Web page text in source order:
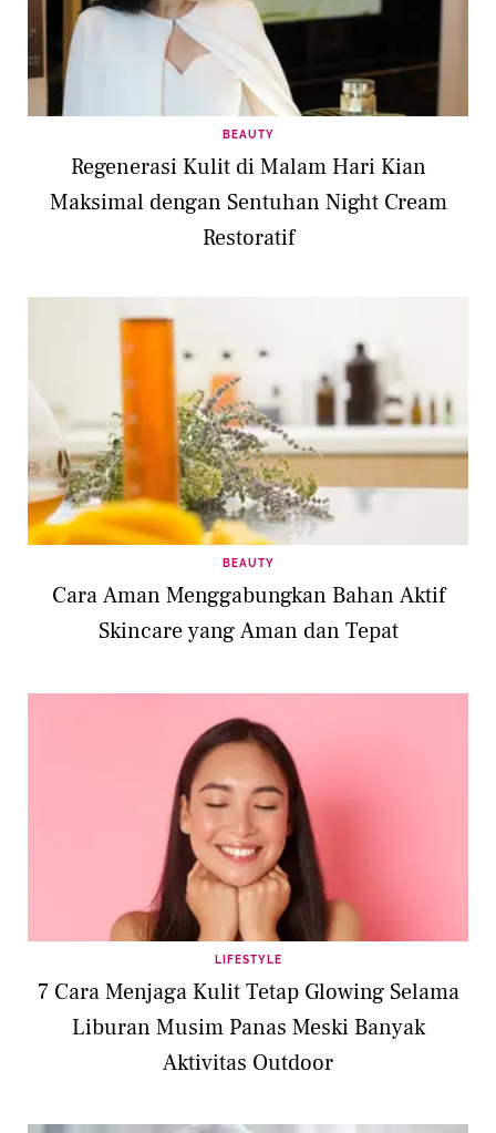
BEAUTY
Regenerasi Kulit di Malam Hari Kian
Maksimal dengan Sentuhan Night Cream
Restoratif
BEAUTY
Cara Aman Menggabungkan Bahan Aktif
Skincare yang Aman dan Tepat
LIFESTYLE
7 Cara Menjaga Kulit Tetap Glowing Selama
Liburan Musim Panas Meski Banyak
Aktivitas Outdoor